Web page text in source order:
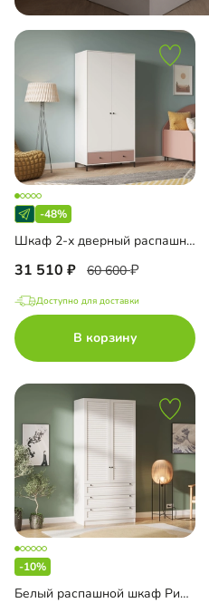
-48%
Шкаф 2-х дверный распашной Юлара-2
31 510 60 600
Доступно для доставки
В корзину
-10%
Белый распашной шкаф Ричмонд-2.7